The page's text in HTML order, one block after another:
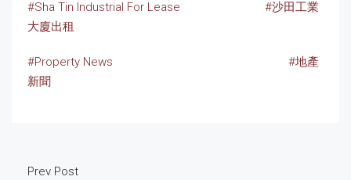
#Sha Tin Industrial For Lease
#沙田工業
大廈出租
#Property News
#地產
新聞
Prev Post